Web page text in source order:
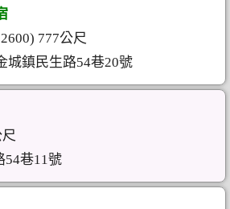
777公尺
城鎮民生路54巷20號
54巷11號